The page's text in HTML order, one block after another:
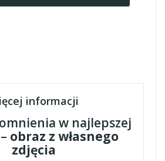
informacji
w najlepszej
obraz z własnego
zdjęcia